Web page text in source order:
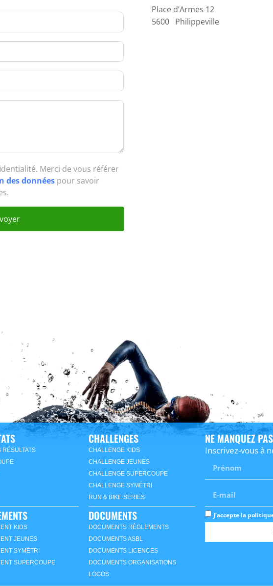
Merci de vous référer
des données pour savoir
Place d’Armes 12
5600 Philippeville
RÉSULTATS
KIDS
JEUNES
SYMÉTRI
SUPERCOUPE
CHALLENGES
CHALLENGE KIDS
CHALLENGE JEUNES
CHALLENGE SUPERCOUPE
CHALLENGE SYMÉTRI
RUN & BIKE SERIES
DOCUMENTS
DOCUMENTS RÈGLEMENTS
DOCUMENTS ASBL
DOCUMENTS LICENCES
DOCUMENTS ORGANISATIONS
LOGOS
NE MANQUEZ
Inscrivez-vous à
J’accepte la